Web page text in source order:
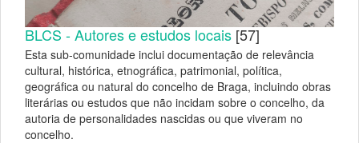
BLCS - Autores e estudos locais[57]
Esta sub-comunidade inclui documentação de relevância
cultural, histórica, etnográfica, patrimonial, política,
geográfica ou natural do concelho de Braga, incluindo obras
literárias ou estudos que não incidam sobre o concelho, da
autoria de personalidades nascidas ou que viveram no
concelho.